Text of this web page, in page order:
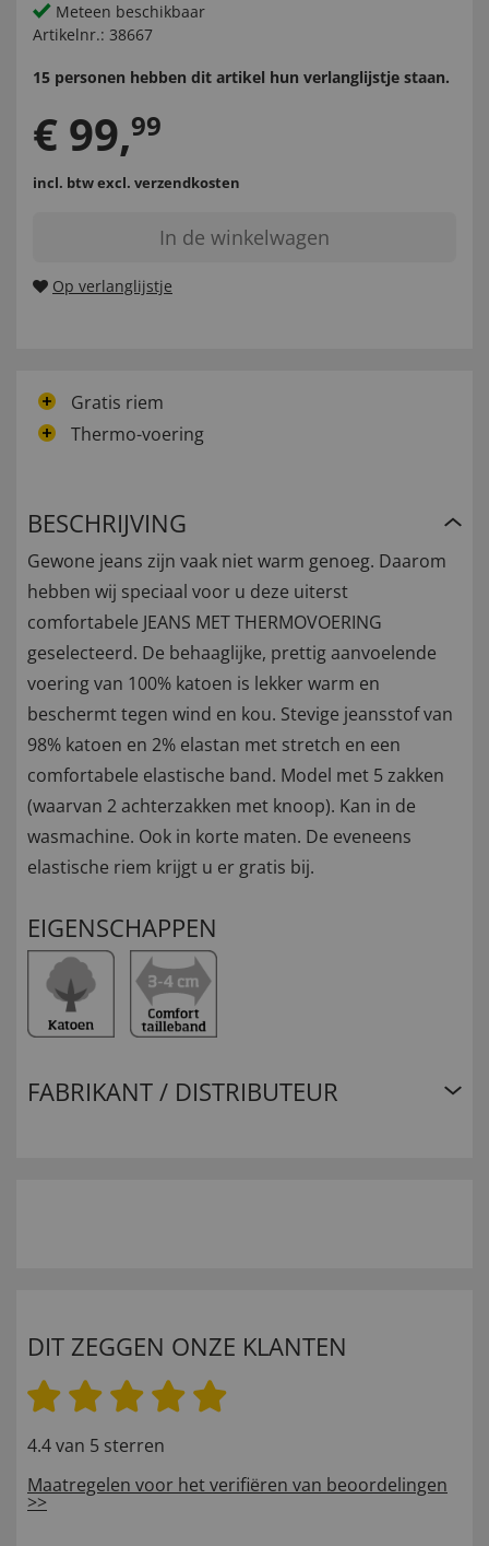
Meteen beschikbaar
Artikelnr.: 38667
15 personen hebben dit artikel hun verlanglijstje staan.
€ 99,99
incl. btwexcl. verzendkosten
In de winkelwagen
Op verlanglijstje
Gratis riem
Thermo-voering
BESCHRIJVING
Gewone jeans zijn vaak niet warm genoeg. Daarom
hebben wij speciaal voor u deze uiterst
comfortabele JEANS MET THERMOVOERING
geselecteerd. De behaaglijke, prettig aanvoelende
voering van 100% katoen is lekker warm en
beschermt tegen wind en kou. Stevige jeansstof van
98% katoen en 2% elastan met stretch en een
comfortabele elastische band. Model met 5 zakken
(waarvan 2 achterzakken met knoop). Kan in de
wasmachine. Ook in korte maten. De eveneens
elastische riem krijgt u er gratis bij.
EIGENSCHAPPEN
FABRIKANT / DISTRIBUTEUR
DIT ZEGGEN ONZE KLANTEN
4.4 van 5 sterren
Maatregelen voor het verifiëren van beoordelingen
>>